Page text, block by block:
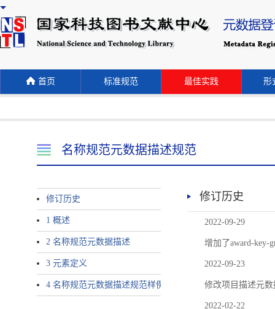
首页 标准规范 最佳实践 形
名称规范元数据描述规范
修订历史
1 概述
2 名称规范元数据描述
3 元素定义
4 名称规范元数据描述规范样例
修订历史
2022-09-29
增加了award-key-
2022-09-23
修改项目描述元
2022-02-22